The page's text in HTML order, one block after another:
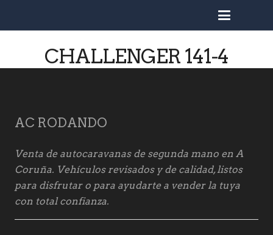
CHALLENGER 141-4
AC RODANDO
Venta de autocaravanas de segunda mano en A
Coruña. Vehículos revisados y de calidad, listos
para disfrutar o para ayudarte a vender la tuya
con total confianza.